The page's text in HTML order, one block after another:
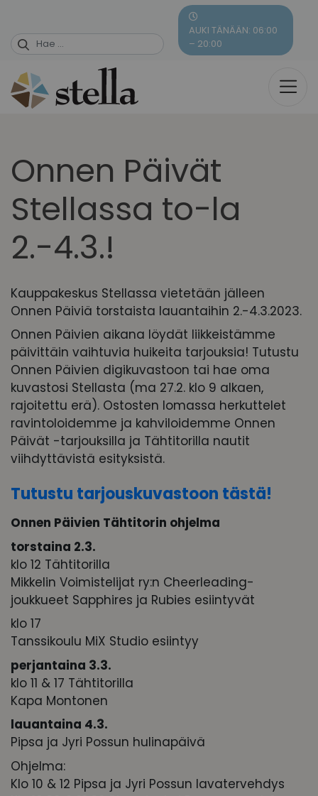
content
AUKI TÄNÄÄN: 06:00
– 20:00
Onnen Päivät
Stellassa to-la
2.-4.3.!
Kauppakeskus Stellassa vietetään jälleen
Onnen Päiviä torstaista lauantaihin 2.-4.3.2023.
Onnen Päivien aikana löydät liikkeistämme
päivittäin vaihtuvia huikeita tarjouksia! Tutustu
Onnen Päivien digikuvastoon tai hae oma
kuvastosi Stellasta (ma 27.2. klo 9 alkaen,
rajoitettu erä). Ostosten lomassa herkuttelet
ravintoloidemme ja kahviloidemme Onnen
Päivät -tarjouksilla ja Tähtitorilla nautit
viihdyttävistä esityksistä.
Tutustu tarjouskuvastoon tästä!
Onnen Päivien Tähtitorin ohjelma
torstaina 2.3.
klo 12 Tähtitorilla
Mikkelin Voimistelijat ry:n Cheerleading-
joukkueet Sapphires ja Rubies esiintyvät
klo 17
Tanssikoulu MiX Studio esiintyy
perjantaina 3.3.
klo 11 & 17 Tähtitorilla
Kapa Montonen
lauantaina 4.3.
Pipsa ja Jyri Possun hulinapäivä
Ohjelma:
Klo 10 & 12 Pipsa ja Jyri Possun lavatervehdys